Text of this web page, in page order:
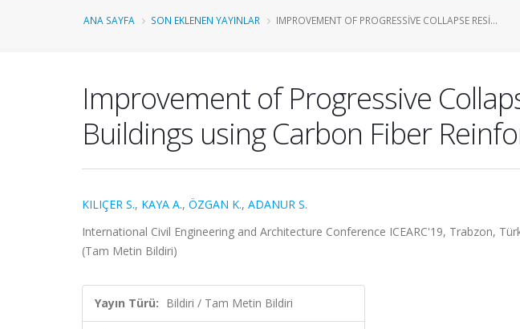
ANA SAYFA SON EKLENEN YAYINLAR IMPROVEMENT OF PROGRESSIVE COLLAPSE RESI...
Improvement of Progressive
Buildings using Carbon Fiber
KILIÇER S., KAYA A., ÖZGAN K., ADANUR S.
International Civil Engineering and Architecture Conference ICEARC'19, Trabzon,
(Tam Metin Bildiri)
Yayın Türü: Bildiri / Tam Metin Bildiri